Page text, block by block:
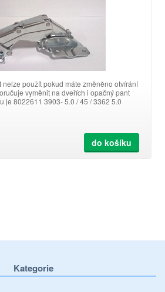
použít pokud máte změněno otvírání
vyměnit na dveřích i opačný pant
je 8022611 3903- 5.0 / 45 / 3362 5.0
do košíku
Kategorie